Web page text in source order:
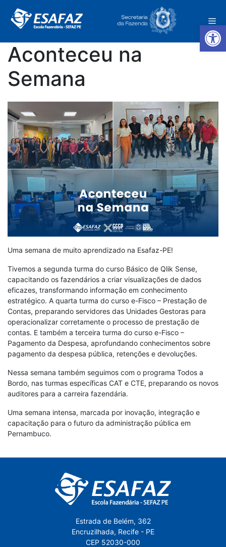
conteúdo
Aconteceu na
Semana
Uma semana de muito aprendizado na Esafaz-PE!
Tivemos a segunda turma do curso Básico de Qlik Sense,
capacitando os fazendários a criar visualizações de dados
eficazes, transformando informação em conhecimento
estratégico. A quarta turma do curso e-Fisco – Prestação de
Contas, preparando servidores das Unidades Gestoras para
operacionalizar corretamente o processo de prestação de
contas. E também a terceira turma do curso e-Fisco –
Pagamento da Despesa, aprofundando conhecimentos sobre
pagamento da despesa pública, retenções e devoluções.
Nessa semana também seguimos com o programa Todos a
Bordo, nas turmas específicas CAT e CTE, preparando os novos
auditores para a carreira fazendária.
Uma semana intensa, marcada por inovação, integração e
capacitação para o futuro da administração pública em
Pernambuco.
Estrada de Belém, 362
Encruzilhada, Recife - PE
CEP 52030-000